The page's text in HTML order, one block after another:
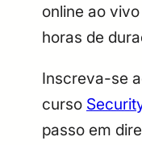
online ao
horas de
Inscreva-se
curso
passo em